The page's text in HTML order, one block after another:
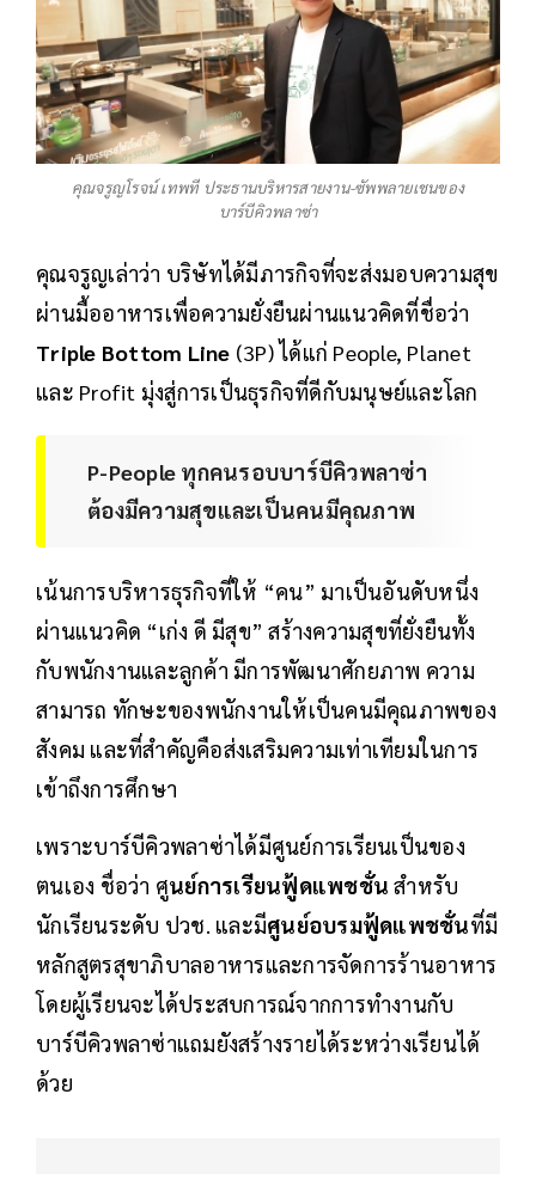
คุณจรูญโรจน์ เทพที ประธานบริหารสายงาน-ซัพพลายเชนของ
บาร์บีคิวพลาซ่า
คุณจรูญเล่าว่า บริษัทได้มีภารกิจที่จะส่งมอบความสุข
ผ่านมื้ออาหารเพื่อความยั่งยืนผ่านแนวคิดที่ชื่อว่า
Triple Bottom Line (3P) ได้แก่ People, Planet
และ Profit มุ่งสู่การเป็นธุรกิจที่ดีกับมนุษย์และโลก
P-People ทุกคนรอบบาร์บีคิวพลาซ่า
ต้องมีความสุขและเป็นคนมีคุณภาพ
เน้นการบริหารธุรกิจที่ให้ “คน” มาเป็นอันดับหนึ่ง
ผ่านแนวคิด “เก่ง ดี มีสุข” สร้างความสุขที่ยั่งยืนทั้ง
กับพนักงานและลูกค้า มีการพัฒนาศักยภาพ ความ
สามารถ ทักษะของพนักงานให้เป็นคนมีคุณภาพของ
สังคม และที่สำคัญคือส่งเสริมความเท่าเทียมในการ
เข้าถึงการศึกษา
เพราะบาร์บีคิวพลาซ่าได้มีศูนย์การเรียนเป็นของ
ตนเอง ชื่อว่า ศูนย์การเรียนฟู้ดแพชชั่น สำหรับ
นักเรียนระดับ ปวช. และมีศูนย์อบรมฟู้ดแพชชั่นที่มี
หลักสูตรสุขาภิบาลอาหารและการจัดการร้านอาหาร
โดยผู้เรียนจะได้ประสบการณ์จากการทำงานกับ
บาร์บีคิวพลาซ่าแถมยังสร้างรายได้ระหว่างเรียนได้
ด้วย